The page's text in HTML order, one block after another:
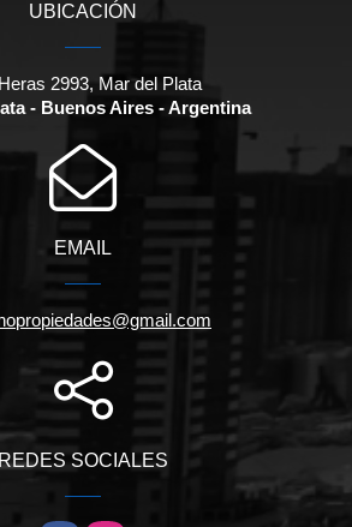
UBICACIÓN
2993, Mar del Plata
- Buenos Aires - Argentina
EMAIL
SOCIALES